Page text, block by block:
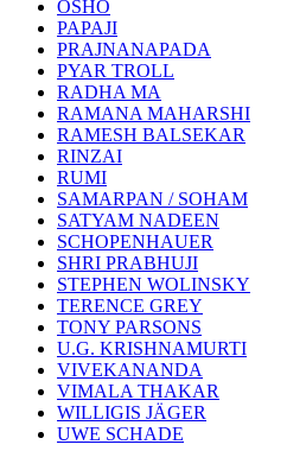
OSHO
PAPAJI
PRAJNANAPADA
PYAR TROLL
RADHA MA
RAMANA MAHARSHI
RAMESH BALSEKAR
RINZAI
RUMI
SAMARPAN / SOHAM
SATYAM NADEEN
SCHOPENHAUER
SHRI PRABHUJI
STEPHEN WOLINSKY
TERENCE GREY
TONY PARSONS
U.G. KRISHNAMURTI
VIVEKANANDA
VIMALA THAKAR
WILLIGIS JÄGER
UWE SCHADE